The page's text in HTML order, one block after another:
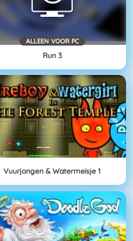
ALLEEN VOOR PC
Run 3
Vuurjongen & Watermeisje 1